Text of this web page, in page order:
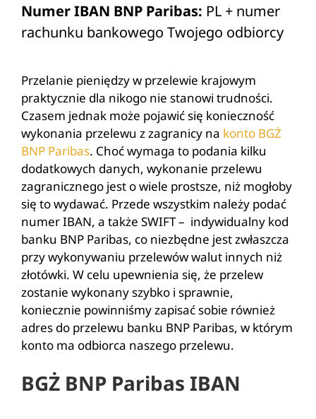
Numer IBAN BNP Paribas: PL + numer
rachunku bankowego Twojego odbiorcy
Przelanie pieniędzy w przelewie krajowym
praktycznie dla nikogo nie stanowi trudności.
Czasem jednak może pojawić się konieczność
wykonania przelewu z zagranicy na konto BGŻ
BNP Paribas. Choć wymaga to podania kilku
dodatkowych danych, wykonanie przelewu
zagranicznego jest o wiele prostsze, niż mogłoby
się to wydawać. Przede wszystkim należy podać
numer IBAN, a także SWIFT – indywidualny kod
banku BNP Paribas, co niezbędne jest zwłaszcza
przy wykonywaniu przelewów walut innych niż
złotówki. W celu upewnienia się, że przelew
zostanie wykonany szybko i sprawnie,
koniecznie powinniśmy zapisać sobie również
adres do przelewu banku BNP Paribas, w którym
konto ma odbiorca naszego przelewu.
BGŻ BNP Paribas IBAN